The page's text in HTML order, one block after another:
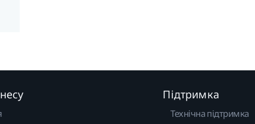
Підтримка
Технічна підтримка